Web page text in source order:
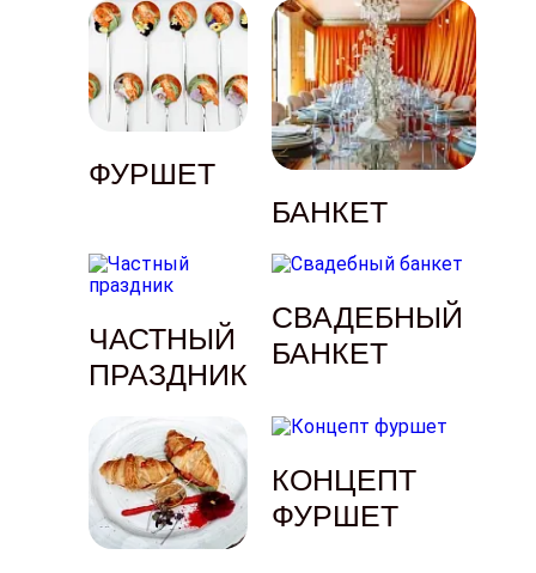
ФУРШЕТ
БАНКЕТ
ЧАСТНЫЙ
ПРАЗДНИК
СВАДЕБНЫЙ
БАНКЕТ
КОНЦЕПТ
ФУРШЕТ